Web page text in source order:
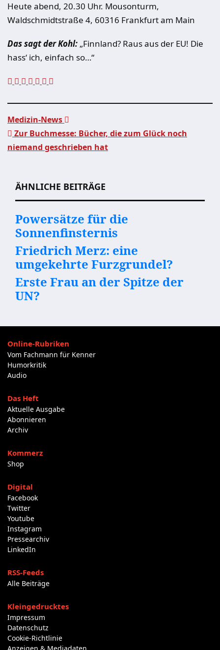
Heute abend, 20.30 Uhr. Mousonturm,
Waldschmidtstraße 4, 60316 Frankfurt am Main
Das sagt der Kohl: „Finnland? Raus aus der EU! Die
hass‘ ich, einfach so…“
Beitragsnavigation
Medizin-News
Zur Buchmesse: Bücher, die zum Glück noch
niemand geschrieben hat
ÄHNLICHE BEITRÄGE
Powersätze für die
Sonnenfinsternis
Friedrich Merz: eine
umgekehrte Furzgrundel?
Erste Frau an der Spitze der
UN?
Online-Rubriken
Vom Fachmann für Kenner
Humorkritik
Audio
Das Heft
Aktuelle Ausgabe
Abonnieren
Archiv
Kommerz
Shop
Digital
Facebook
Twitter
Youtube
Instagram
Pressearchiv
LinkedIn
RSS-Feeds
Alle Beiträge
Kleingedrucktes
Impressum
Datenschutz
Cookie-Richtlinie